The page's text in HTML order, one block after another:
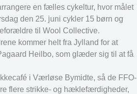
en fælles cykeltur, hvor målet
den 25. juni cykler 15 børn og
til Wool Collective.
kommer helt fra Jylland for at
Heilbo, som glæder sig til at få
i Værløse Bymidte, så de FFO-
flere strikke- og hæklefærdigheder,